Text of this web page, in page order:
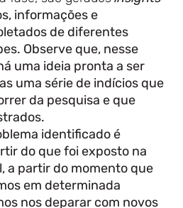
informações e
de diferentes
Observe que, nesse
uma ideia pronta a ser
uma série de indícios que
da pesquisa e que
identificado é
do que foi exposto na
a partir do momento que
em determinada
nos deparar com novos